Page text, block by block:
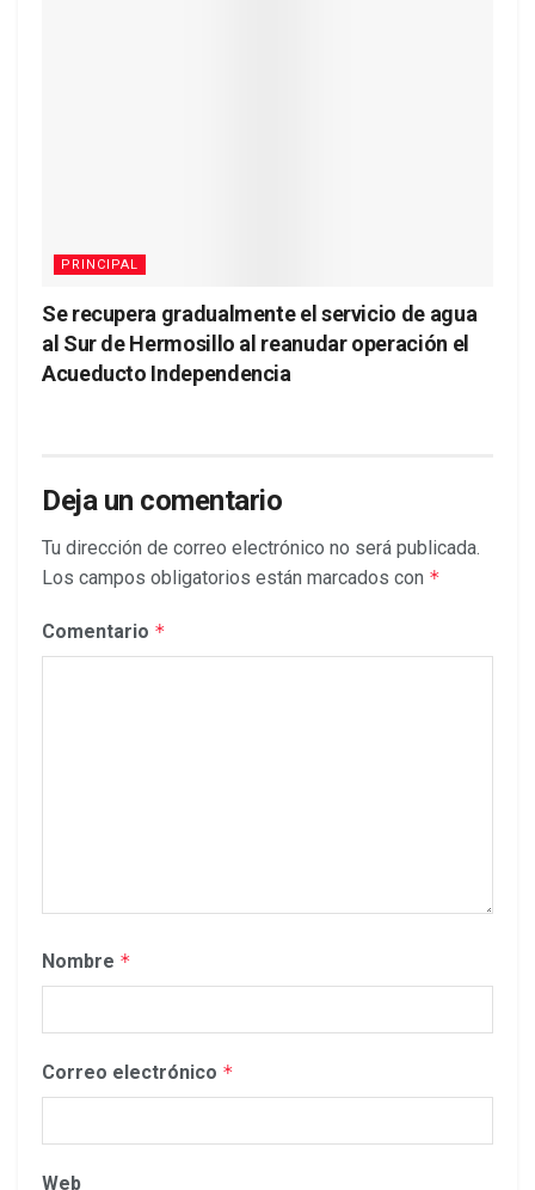
PRINCIPAL
Se recupera gradualmente el servicio de agua
al Sur de Hermosillo al reanudar operación el
Acueducto Independencia
Deja un comentario
Tu dirección de correo electrónico no será publicada.
Los campos obligatorios están marcados con *
Comentario *
Nombre *
Correo electrónico *
Web